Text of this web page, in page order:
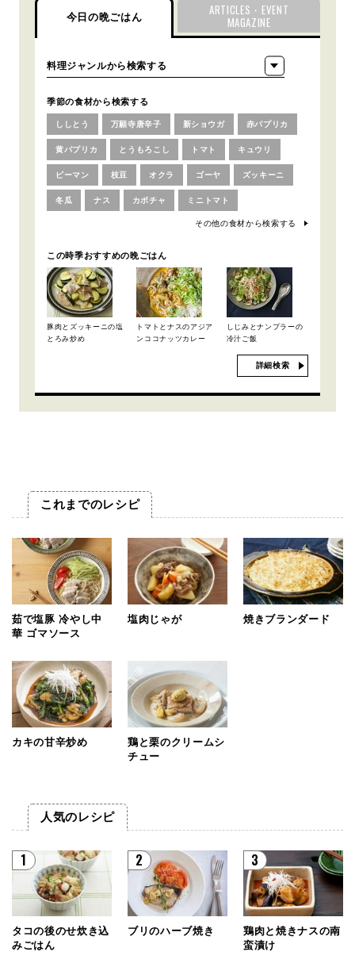
今日の晩ごはん
ARTICLES・EVENT
MAGAZINE
季節の食材から検索する
ししとう 万願寺唐辛子 新ショウガ 赤パプリカ
黄パプリカ とうもろこし トマト キュウリ
ピーマン 枝豆 オクラ ゴーヤ ズッキーニ
冬瓜 ナス カボチャ ミニトマト
その他の食材から検索する
この時季おすすめの晩ごはん
豚肉とズッキーニの塩
とろみ炒め
トマトとナスのアジア
ンココナッツカレー
しじみとナンプラーの
冷汁ご飯
詳細検索
これまでのレシピ
茹で塩豚 冷やし中
華 ゴマソース
塩肉じゃが 焼きブランダード
カキの甘辛炒め
鶏と栗のクリームシ
チュー
人気のレシピ
1
タコの後のせ炊き込
みごはん
2
ブリのハーブ焼き
3
鶏肉と焼きナスの南
蛮漬け